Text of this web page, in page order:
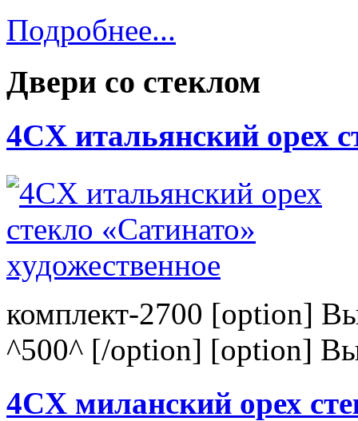
Подробнее...
Двери со стеклом
4CХ итальянский орех
комплект-2700 [option]
^500^ [/option] [option]
4CХ миланский орех